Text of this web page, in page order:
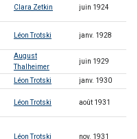
Clara Zetkin juin 1924
Léon Trotski janv. 1928
August
Thalheimer
juin 1929
Léon Trotski janv. 1930
Léon Trotski août 1931
Léon Trotski nov. 1931